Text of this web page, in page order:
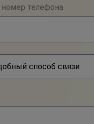
телефона
способ связи